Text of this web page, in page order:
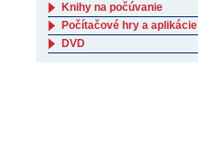
Knihy na počúvanie
Počítačové hry a aplikácie
DVD